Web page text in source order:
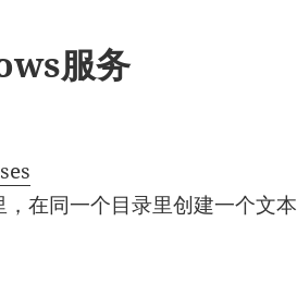
服务
在同一个目录里创建一个文本